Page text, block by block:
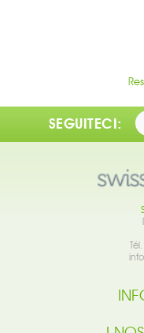
SEGUITECI: